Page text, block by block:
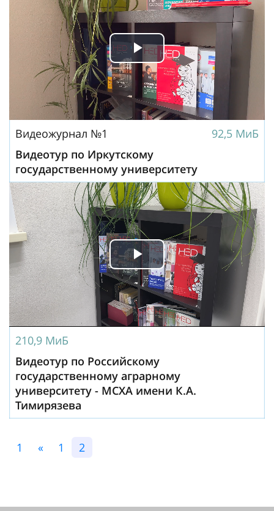
Play
Video
Видеожурнал №1
92,5 МиБ
Видеотур по Иркутскому
государственному университету
Play
Video
210,9 МиБ
Видеотур по Российскому
государственному аграрному
университету - МСХА имени К.А.
Тимирязева
1 « 1 2